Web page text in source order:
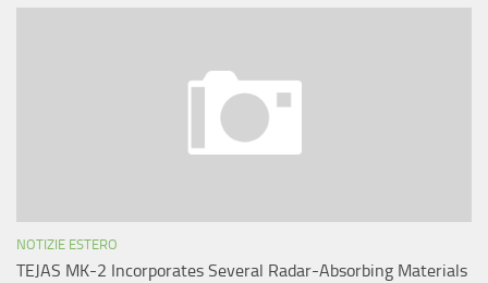
NOTIZIE ESTERO
TEJAS MK-2 Incorporates Several Radar-Absorbing Materials